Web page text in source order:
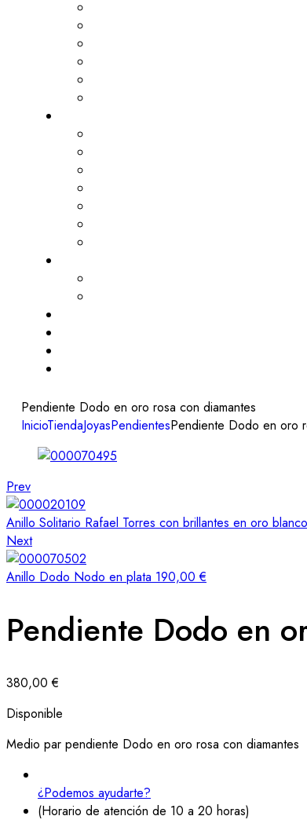
Pendiente Dodo en oro rosa con diamantes
InicioTiendaJoyasPendientesPendiente Dodo en oro
Prev
Anillo Solitario Rafael Torres con brillantes en oro blanco
Next
Anillo Dodo Nodo en plata 190,00€
Pendiente Dodo en
380,00€
Disponible
Medio par pendiente Dodo en oro rosa con diamantes
¿Podemos ayudarte?
(Horario de atención de 10 a 20 horas)